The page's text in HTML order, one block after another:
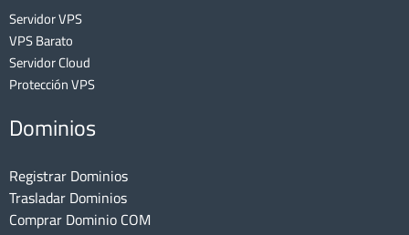
Servidor VPS
VPS Barato
Servidor Cloud
Protección VPS
Dominios
Registrar Dominios
Trasladar Dominios
Comprar Dominio COM